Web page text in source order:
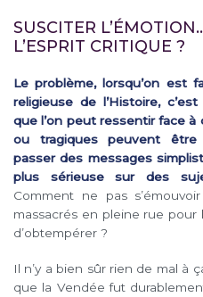
SUSCITER
L’ESPRIT CRITIQUE ?
Le problème, lorsqu’on est
religieuse de l’Histoire,
que l’on peut ressentir face
ou tragiques peuvent être
passer des messages
plus sérieuse sur des
Comment ne pas
massacrés en pleine rue
d’obtempérer ?
Il n’y a bien sûr rien de mal à
que la Vendée fut